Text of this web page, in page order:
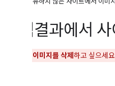
검색결과에서
내가 표시된 이미지를 삭제 하고 싶으세